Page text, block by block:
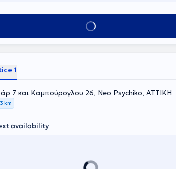
Book appointment
1
7 και Καμπούρογλου 26, Neo Psychiko, ΑΤΤΙΚΗ
km
availability